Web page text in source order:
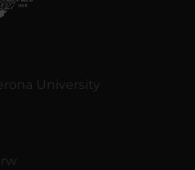
University